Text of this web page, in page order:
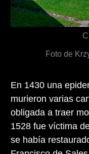
Foto de
En 1430 una
murieron varias
obligada a traer
1528 fue víctima
se había